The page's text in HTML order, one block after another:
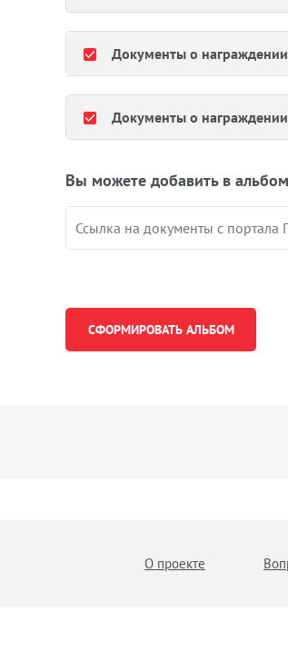
Документы о награждении
Документы о награждении
Вы можете добавить в
О проекте